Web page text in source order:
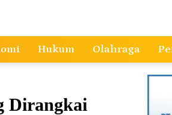
Hukum Olahraga
Dirangkai